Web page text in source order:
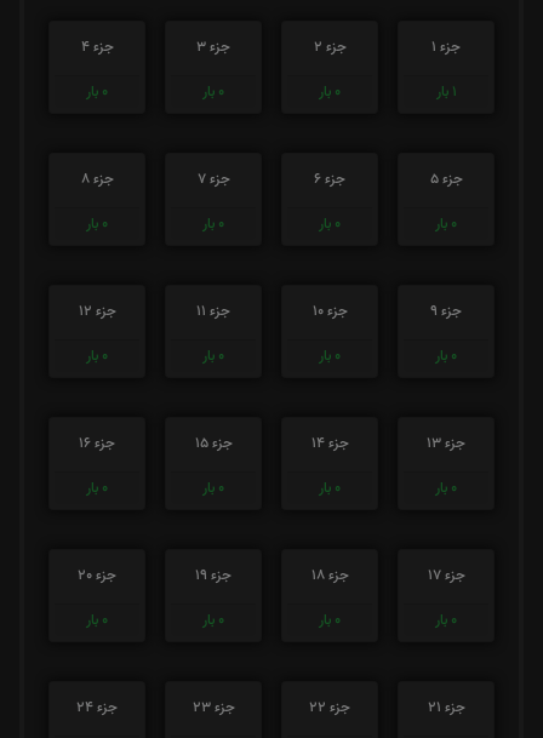
جزء 1
1 بار
جزء 2
0 بار
جزء 3
0 بار
جزء 4
0 بار
جزء 5
0 بار
جزء 6
0 بار
جزء 7
0 بار
جزء 8
0 بار
جزء 9
0 بار
جزء 10
0 بار
جزء 11
0 بار
جزء 12
0 بار
جزء 13
0 بار
جزء 14
0 بار
جزء 15
0 بار
جزء 16
0 بار
جزء 17
0 بار
جزء 18
0 بار
جزء 19
0 بار
جزء 20
0 بار
جزء 21
جزء 22
جزء 23
جزء 24